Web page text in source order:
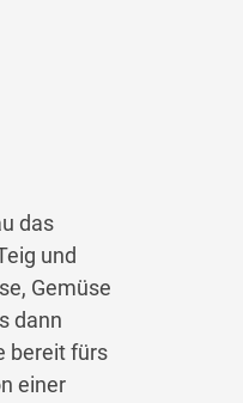
das
und
Gemüse
dann
bereit fürs
einer